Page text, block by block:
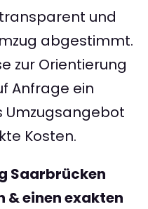
und
abgestimmt.
zur Orientierung
Anfrage ein
Kosten.
Saarbrücken
& einen exakten